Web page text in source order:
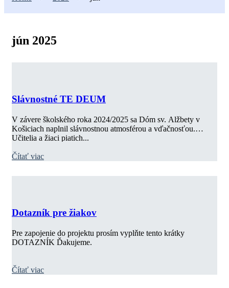
jún 2025
Slávnostné TE DEUM
V závere školského roka 2024/2025 sa Dóm sv. Alžbety v
Košiciach naplnil slávnostnou atmosférou a vďačnosťou.
Učitelia a žiaci piatich...
Čítať viac
Dotazník pre žiakov
Pre zapojenie do projektu prosím vyplňte tento krátky
DOTAZNÍK Ďakujeme.
Čítať viac